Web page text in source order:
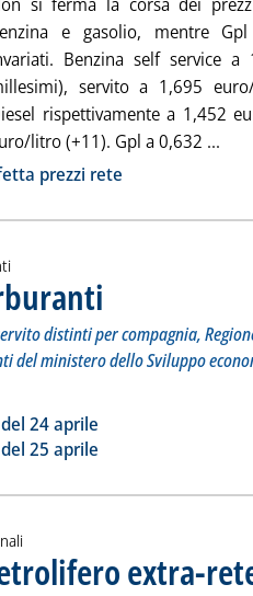
e gasolio, mentre
Benzina self service
servito a 1,695
rispettivamente a 1,452
litro (+11). Gpl a 0,632 ...
notizia
prezzi rete
distinti per compagnia,
del ministero dello Sviluppo
carburanti'
notizia
24 aprile
25 aprile
extra-